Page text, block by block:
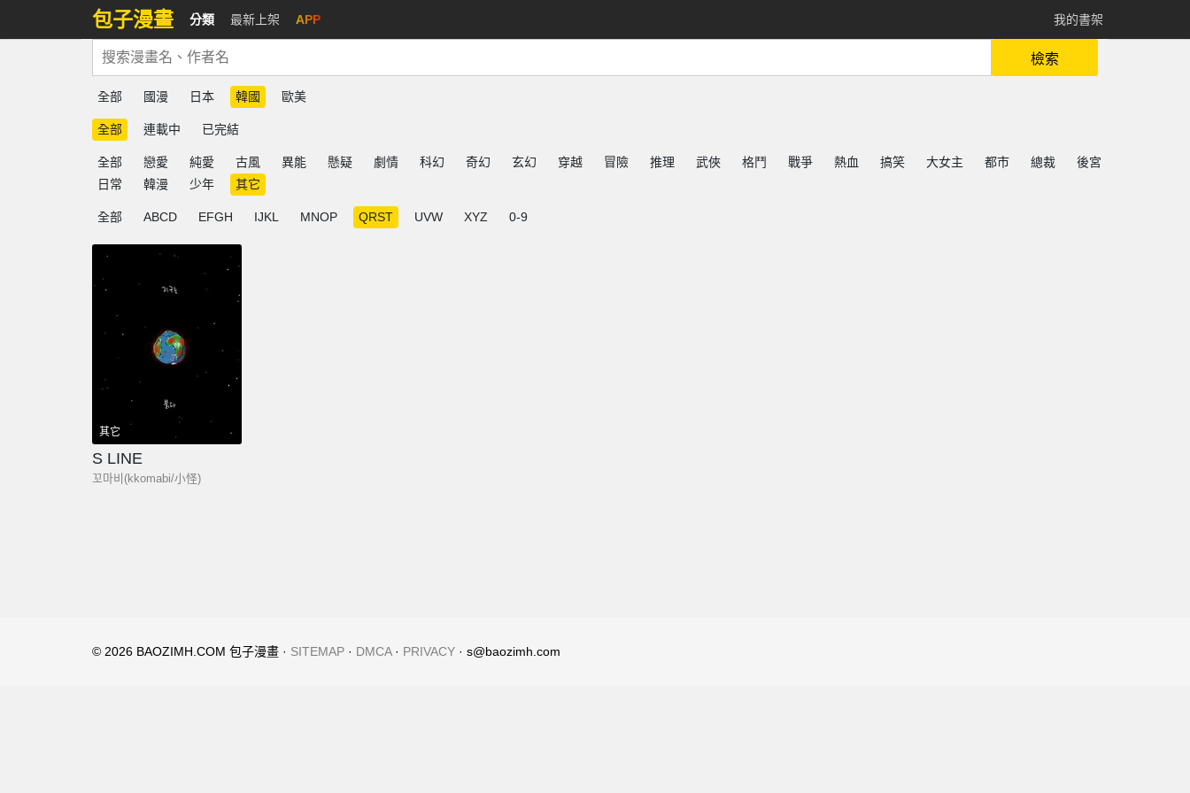
包子漫畫 分類 最新上架 APP 我的書架
檢索
全部 國漫 日本 韓國 歐美
全部 連載中 已完結
全部 戀愛 純愛 古風 異能 懸疑 劇情 科幻 奇幻 玄幻 穿越 冒險 推理 武俠 格鬥 戰爭 熱血 搞笑 大女主 都市 總裁
後宮
日常
韓漫 少年 其它
全部 ABCD EFGH IJKL MNOP QRST UVW XYZ 0-9
其它
S LINE
꼬마비(kkomabi/小怪)
© 2026 BAOZIMH.COM 包子漫畫 · SITEMAP · DMCA· PRIVACY · s@baozimh.com